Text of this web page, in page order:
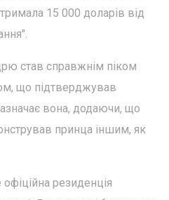
15 000 доларів від
став справжнім піком
що підтверджував
вона, додаючи, що
принца іншим, як
резиденція